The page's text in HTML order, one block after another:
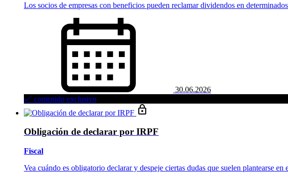
Los socios de empresas con beneficios pueden reclamar dividendos en
30.06.2026
contenido exclusivo
Obligación de declarar por IRPF
Fiscal
Vea cuándo es obligatorio declarar y despeje ciertas dudas que suelen plantearse en